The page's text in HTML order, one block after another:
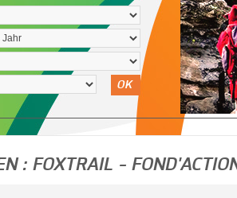
OK
: FOXTRAIL -